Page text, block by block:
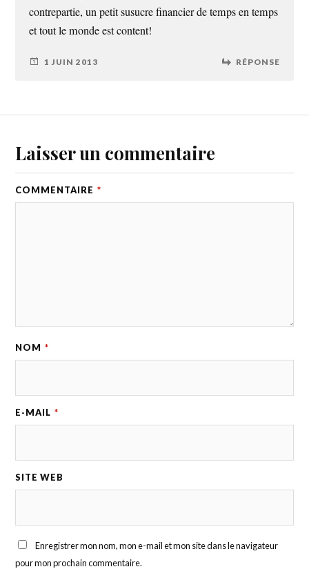
contrepartie, un petit susucre financier de temps en temps
et tout le monde est content!
1 JUIN 2013 RÉPONSE
Laisser un commentaire
COMMENTAIRE *
NOM *
E-MAIL *
SITE WEB
Enregistrer mon nom, mon e-mail et mon site dans le navigateur
pour mon prochain commentaire.